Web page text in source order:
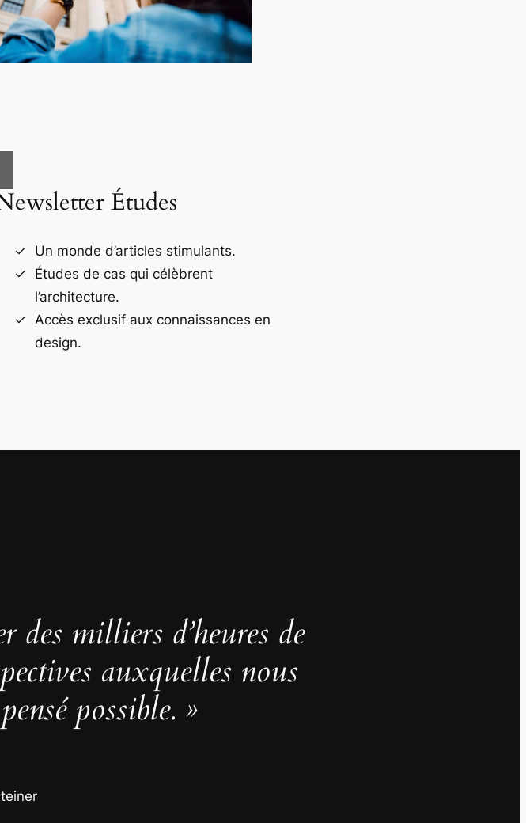
Études
Un monde d’articles stimulants.
Études de cas qui célèbrent
l’architecture.
Accès exclusif aux connaissances en
design.
des milliers d’heures de
auxquelles nous
possible. »